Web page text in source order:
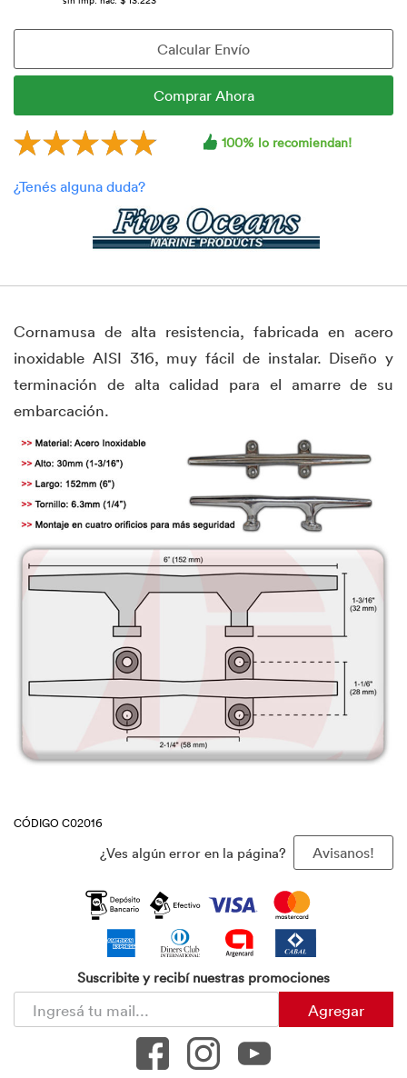
100% lo recomiendan!
Cornamusa de alta resistencia, fabricada en acero
inoxidable AISI 316, muy fácil de instalar. Diseño y
terminación de alta calidad para el amarre de su
embarcación.
CÓDIGO C02016
¿Ves algún error en la página? Avisanos!
Suscribite y recibí nuestras promociones
Agregar